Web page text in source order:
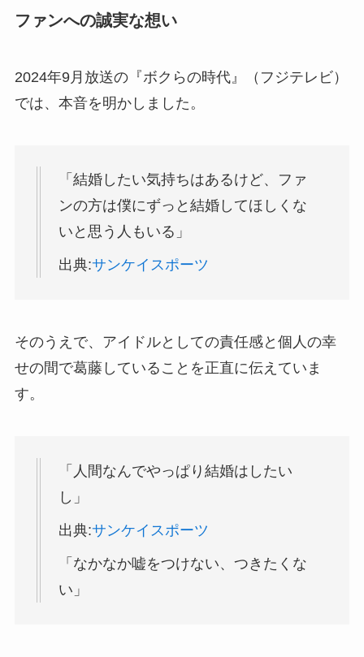
ファンへの誠実な想い
2024年9月放送の『ボクらの時代』（フジテレビ）
では、本音を明かしました。
「結婚したい気持ちはあるけど、ファ
ンの方は僕にずっと結婚してほしくな
いと思う人もいる」
出典:サンケイスポーツ
そのうえで、アイドルとしての責任感と個人の幸
せの間で葛藤していることを正直に伝えていま
す。
「人間なんでやっぱり結婚はしたい
し」
出典:サンケイスポーツ
「なかなか嘘をつけない、つきたくな
い」